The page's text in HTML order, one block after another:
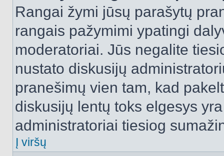
Rangai žymi jūsų parašytų
rangais pažymimi ypatingi
moderatoriai. Jūs negalite
nustato diskusijų
pranešimų vien tam, kad
diskusijų lentų toks elgesys
administratoriai tiesiog
Į viršų